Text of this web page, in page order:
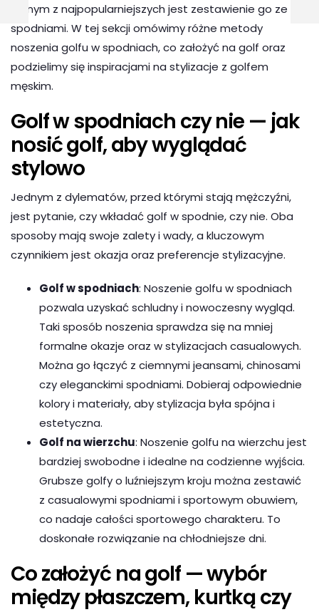
jednym z najpopularniejszych jest zestawienie go ze
spodniami. W tej sekcji omówimy różne metody
noszenia golfu w spodniach, co założyć na golf oraz
podzielimy się inspiracjami na stylizacje z golfem
męskim.
Golf w spodniach czy nie — jak
nosić golf, aby wyglądać
stylowo
Jednym z dylematów, przed którymi stają mężczyźni,
jest pytanie, czy wkładać golf w spodnie, czy nie. Oba
sposoby mają swoje zalety i wady, a kluczowym
czynnikiem jest okazja oraz preferencje stylizacyjne.
Golf w spodniach: Noszenie golfu w spodniach
pozwala uzyskać schludny i nowoczesny wygląd.
Taki sposób noszenia sprawdza się na mniej
formalne okazje oraz w stylizacjach casualowych.
Można go łączyć z ciemnymi jeansami, chinosami
czy eleganckimi spodniami. Dobieraj odpowiednie
kolory i materiały, aby stylizacja była spójna i
estetyczna.
Golf na wierzchu: Noszenie golfu na wierzchu jest
bardziej swobodne i idealne na codzienne wyjścia.
Grubsze golfy o luźniejszym kroju można zestawić
z casualowymi spodniami i sportowym obuwiem,
co nadaje całości sportowego charakteru. To
doskonałe rozwiązanie na chłodniejsze dni.
Co założyć na golf — wybór
między płaszczem, kurtką czy